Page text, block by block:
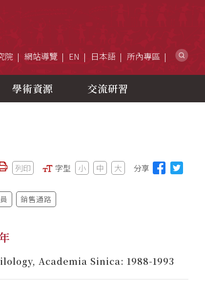
院 網站導覽 EN 日本語 所內專區
學術資源 交流研習
列印 字型 小 中 大 分享
銷售通路
Academia Sinica: 1988-1993